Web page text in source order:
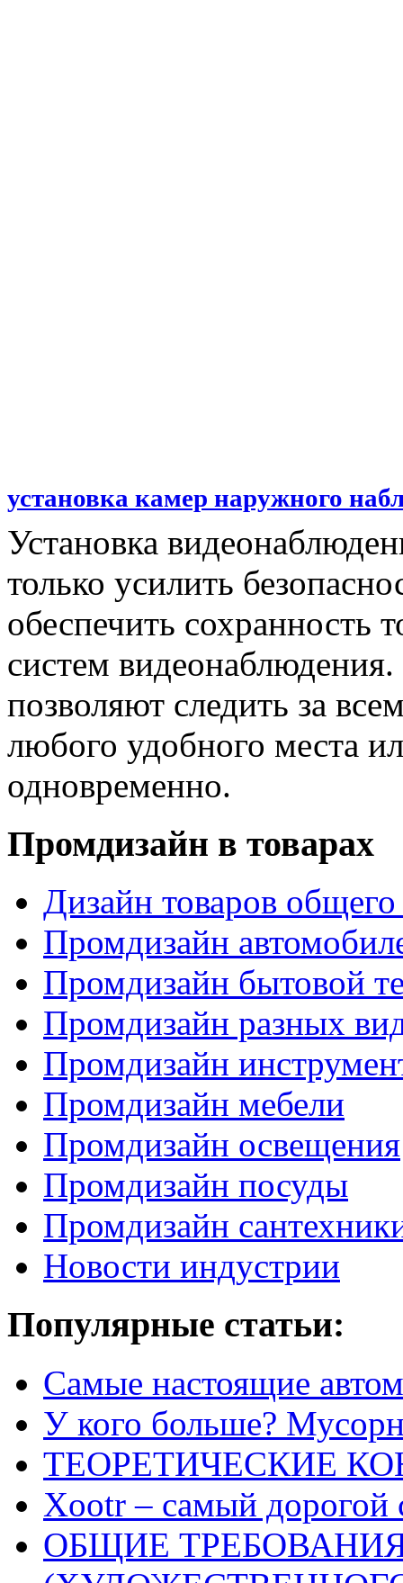
установка камер наружного
Установка
только усилить
обеспечить сохранность
систем
позволяют следить за
любого удобного места
одновременно.
Промдизайн в товарах
Дизайн товаров общего
Промдизайн
Промдизайн бытовой
Промдизайн разных
Промдизайн
Промдизайн мебели
Промдизайн освещения
Промдизайн посуды
Промдизайн
Новости индустрии
Популярные статьи:
Самые настоящие
У кого больше?
ТЕОРЕТИЧЕСКИЕ
Xootr – самый дорогой
ОБЩИЕ